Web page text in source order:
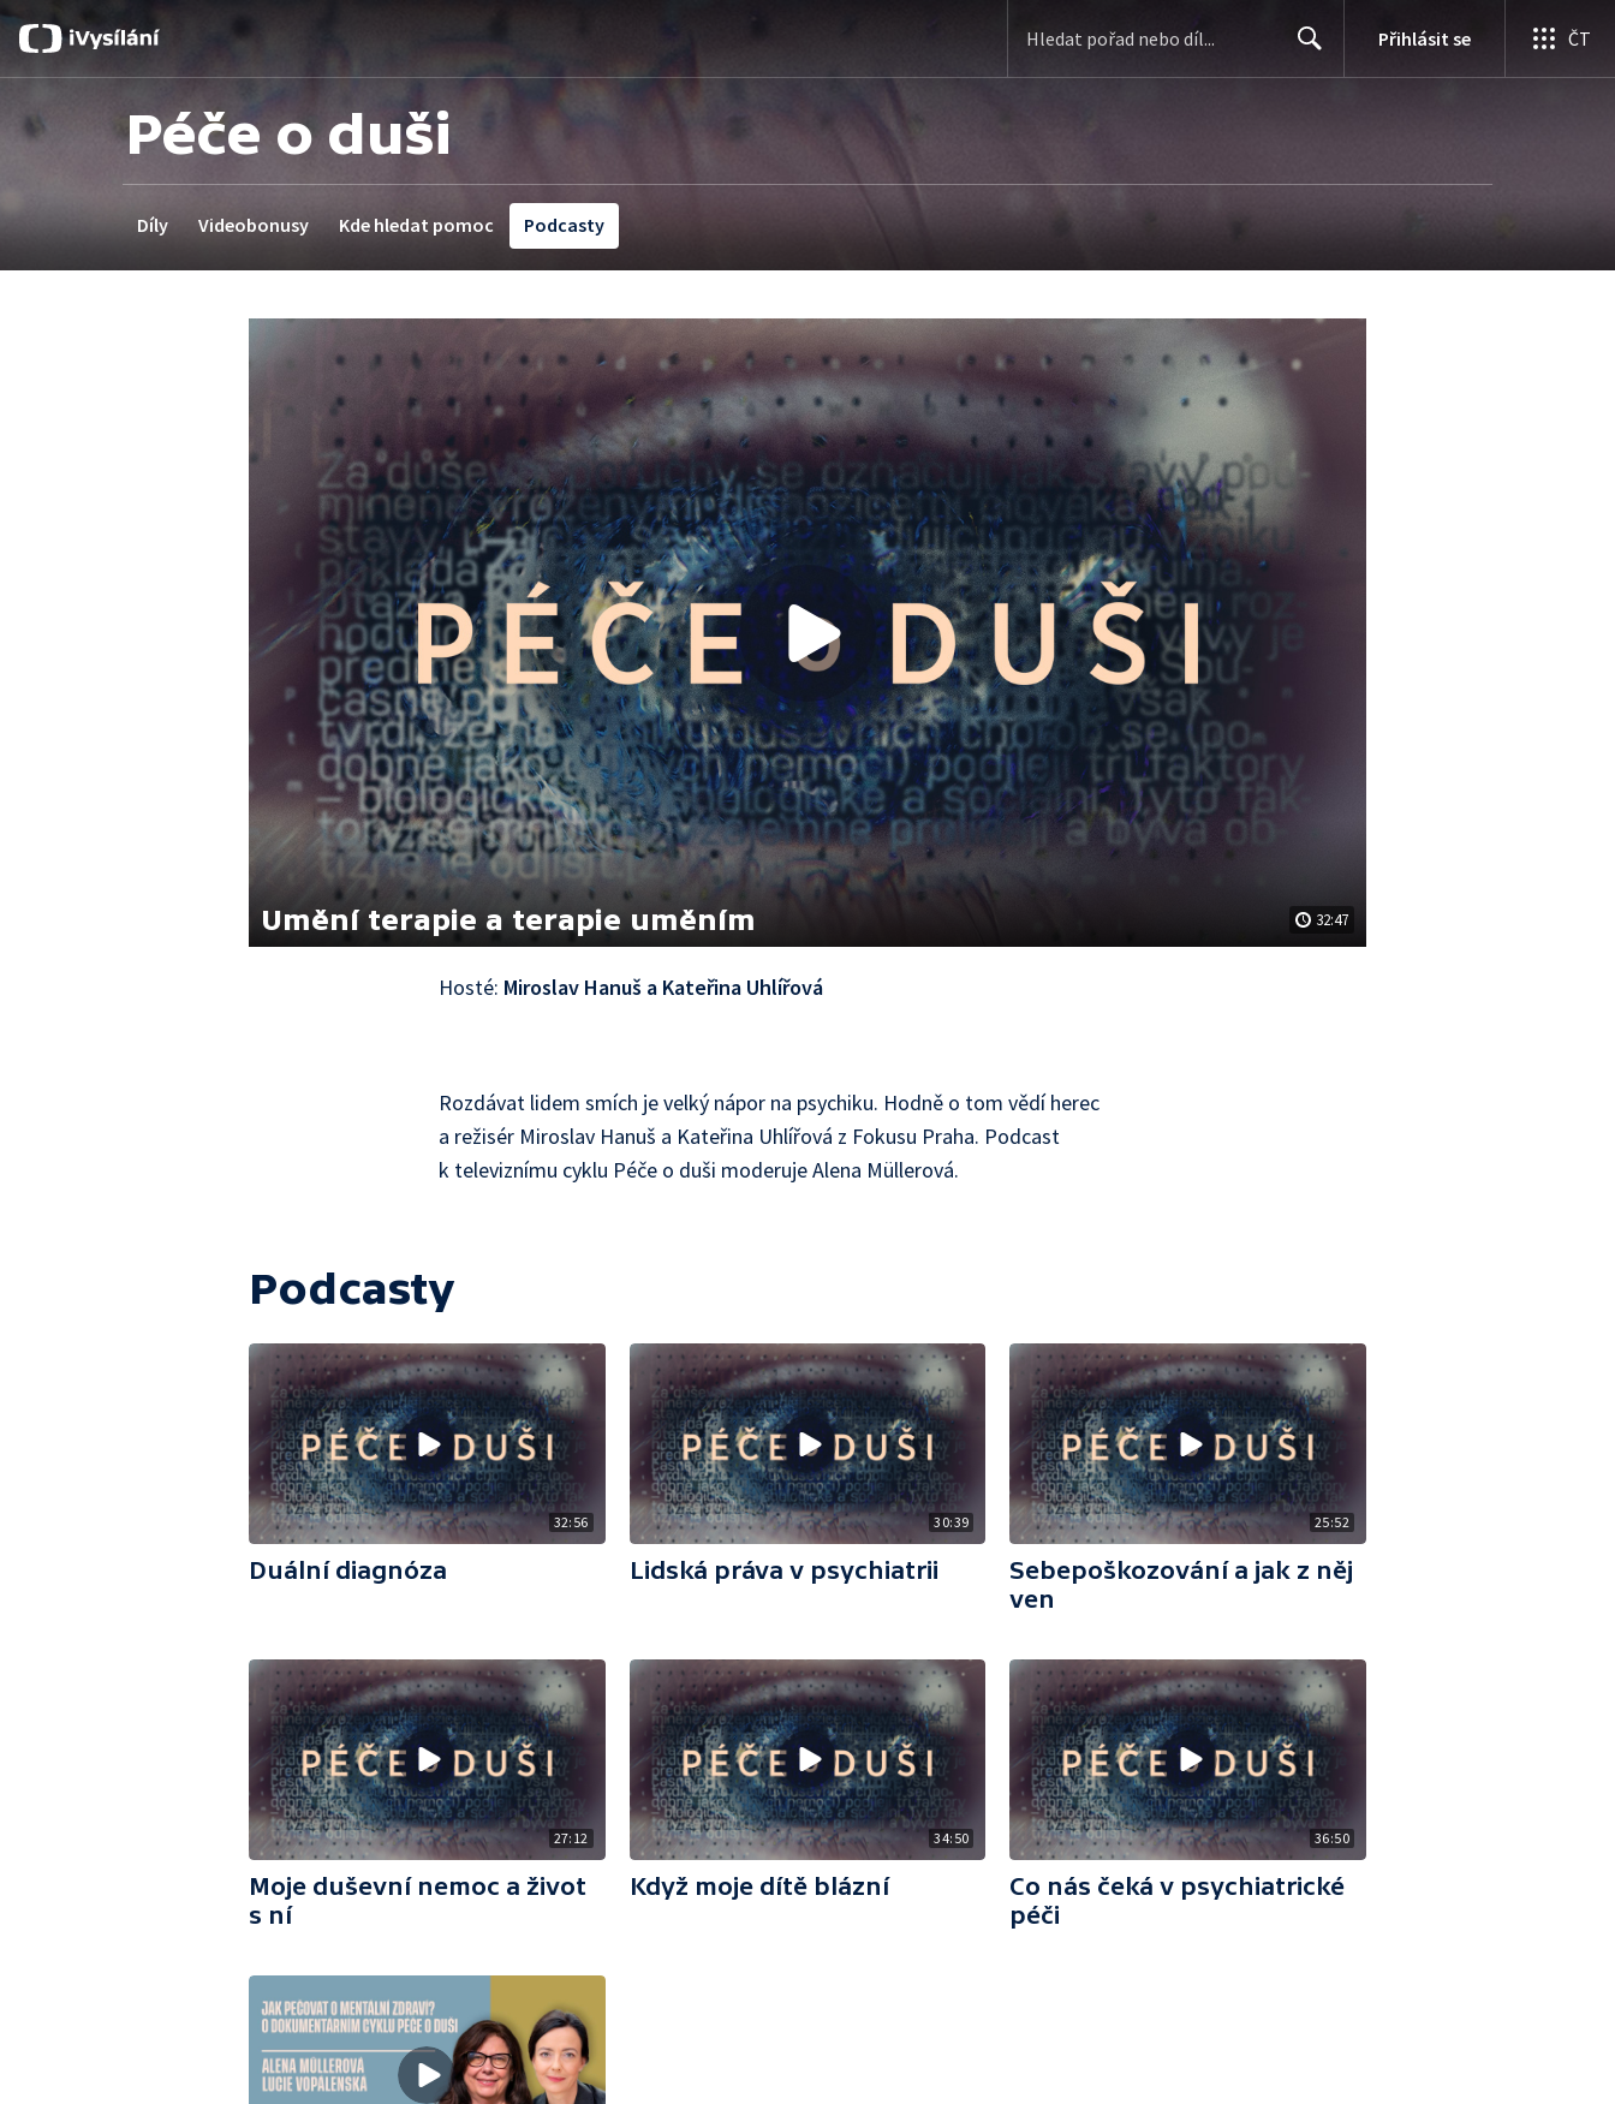
Přihlásit se ČT
Péče o duši
Díly Videobonusy Kde hledat pomoc Podcasty
32:47
Umění terapie a terapie uměním
Hosté: Miroslav Hanuš a Kateřina Uhlířová
Rozdávat lidem smích je velký nápor na psychiku. Hodně o tom vědí herec
a režisér Miroslav Hanuš a Kateřina Uhlířová z Fokusu Praha. Podcast
k televiznímu cyklu Péče o duši moderuje Alena Müllerová.
Podcasty
32:56
Duální diagnóza
30:39
Lidská práva v psychiatrii
25:52
Sebepoškozování a jak z něj
ven
27:12
Moje duševní nemoc a život
s ní
34:50
Když moje dítě blázní
36:50
Co nás čeká v psychiatrické
péči